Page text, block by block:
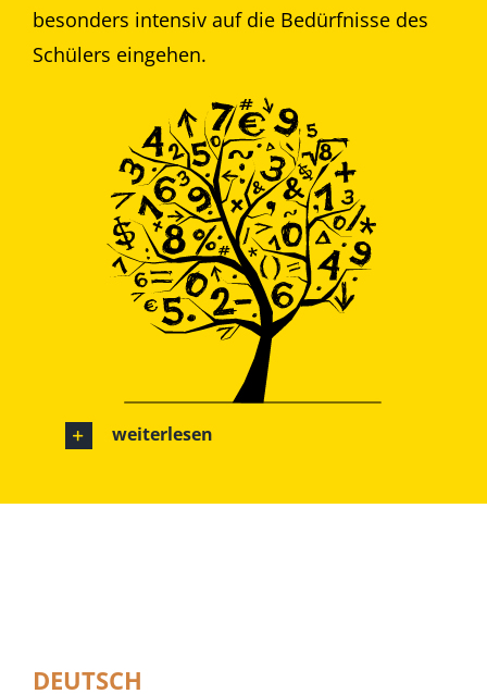
besonders intensiv auf die Bedürfnisse des
Schülers eingehen.
weiterlesen
DEUTSCH